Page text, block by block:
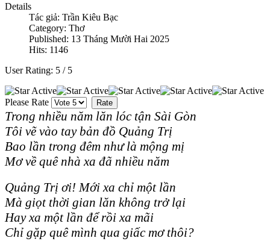
Details
Tác giả: Trần Kiêu Bạc
Category: Thơ
Published: 13 Tháng Mười Hai 2025
Hits: 1146
User Rating: 5 / 5
Please Rate
Trong nhiều năm lăn lóc tận Sài Gòn
Tôi vẽ vào tay bản đồ Quảng Trị
Bao lần trong đêm như là mộng mị
Mơ về quê nhà xa đã nhiều năm
Quảng Trị ơi! Mới xa chỉ một lần
Mà giọt thời gian lăn không trở lại
Hay xa một lần để rồi xa mãi
Chỉ gặp quê mình qua giấc mơ thôi?